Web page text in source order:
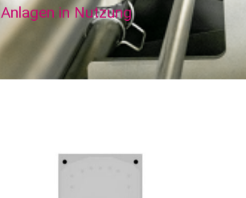
Anlagen in Nutzung